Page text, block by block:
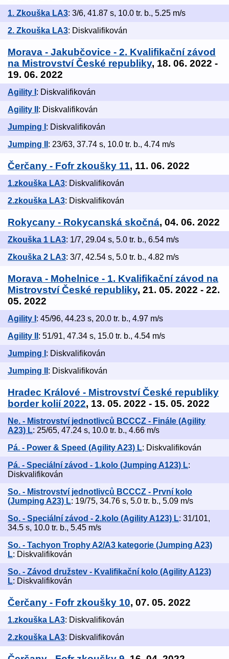
1. Zkouška LA3: 3/6, 41.87 s, 10.0 tr. b., 5.25 m/s
2. Zkouška LA3: Diskvalifikován
Morava - Jakubčovice - 2. Kvalifikační závod
na Mistrovství České republiky, 18. 06. 2022 -
19. 06. 2022
Agility I : Diskvalifikován
Agility II : Diskvalifikován
Jumping I : Diskvalifikován
Jumping II : 23/63, 37.74 s, 10.0 tr. b., 4.74 m/s
Čerčany - Fofr zkoušky 11, 11. 06. 2022
1.zkouška LA3: Diskvalifikován
2.zkouška LA3: Diskvalifikován
Rokycany - Rokycanská skočná, 04. 06. 2022
Zkouška 1 LA3: 1/7, 29.04 s, 5.0 tr. b., 6.54 m/s
Zkouška 2 LA3: 3/7, 42.54 s, 5.0 tr. b., 4.82 m/s
Morava - Mohelnice - 1. Kvalifikační závod na
Mistrovství České republiky, 21. 05. 2022 - 22.
05. 2022
Agility I : 45/96, 44.23 s, 20.0 tr. b., 4.97 m/s
Agility II : 51/91, 47.34 s, 15.0 tr. b., 4.54 m/s
Jumping I : Diskvalifikován
Jumping II : Diskvalifikován
Hradec Králové - Mistrovství České republiky
border kolií 2022, 13. 05. 2022 - 15. 05. 2022
Ne. - Mistrovství jednotlivců BCCCZ - Finále (Agility
A23) L: 25/65, 47.24 s, 10.0 tr. b., 4.66 m/s
Pá. - Power & Speed (Agility A23) L: Diskvalifikován
Pá. - Speciální závod - 1.kolo (Jumping A123) L:
Diskvalifikován
So. - Mistrovství jednotlivců BCCCZ - První kolo
(Jumping A23) L: 19/75, 34.76 s, 5.0 tr. b., 5.09 m/s
So. - Speciální závod - 2.kolo (Agility A123) L: 31/101,
34.5 s, 10.0 tr. b., 5.45 m/s
So. - Tachyon Trophy A2/A3 kategorie (Jumping A23)
L: Diskvalifikován
So. - Závod družstev - Kvalifikační kolo (Agility A123)
L: Diskvalifikován
Čerčany - Fofr zkoušky 10, 07. 05. 2022
1.zkouška LA3: Diskvalifikován
2.zkouška LA3: Diskvalifikován